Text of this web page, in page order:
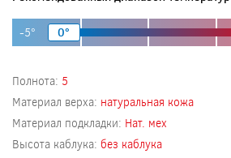
-5° 0°
Полнота: 5
Материал верха: натуральная кожа
Материал подкладки: Нат. мех
Высота каблука: без каблука